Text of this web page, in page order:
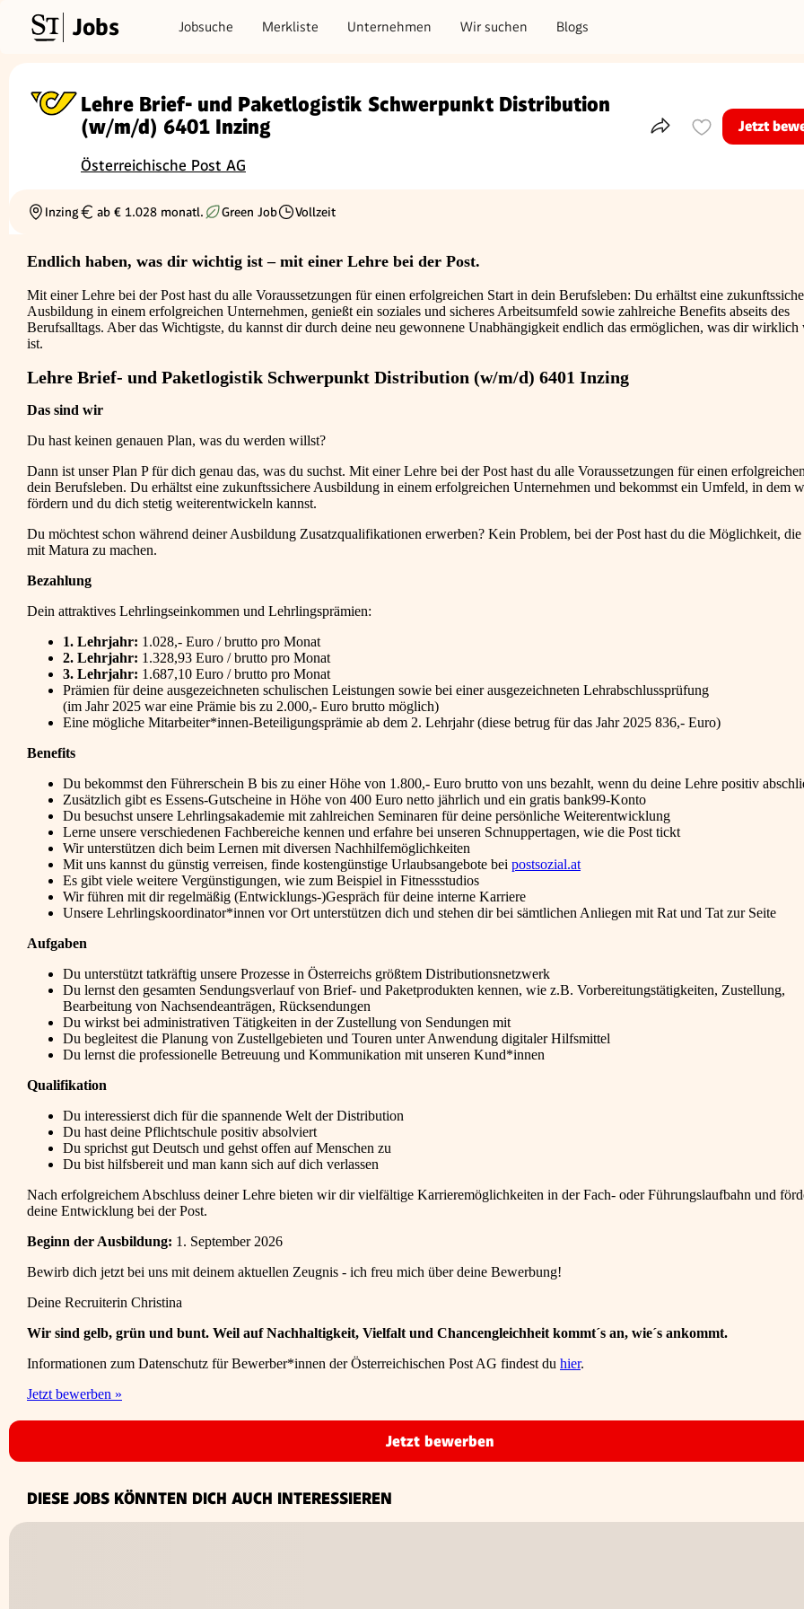
Jobs Jobsuche Merkliste Unternehmen Wir suchen Blogs
Lehre Brief- und Paketlogistik Schwerpunkt Distribution
(w/m/d) 6401 Inzing
Österreichische Post AG
Teile dieses Inserat
Jetzt
Ortschaft
Inzing
Gehalt
ab € 1.028 monatl. Green Job
Beschäftigungsart
Vollzeit
Endlich haben, was dir wichtig ist – mit einer Lehre bei der Post.
Mit einer Lehre bei der Post hast du alle Voraussetzungen für einen erfolgreichen Start in dein Berufsleben: Du erhältst eine
Ausbildung in einem erfolgreichen Unternehmen, genießt ein soziales und sicheres Arbeitsumfeld sowie zahlreiche Benefits abseits des
Berufsalltags. Aber das Wichtigste, du kannst dir durch deine neu gewonnene Unabhängigkeit endlich das ermöglichen, was dir
ist.
Lehre Brief- und Paketlogistik Schwerpunkt Distribution (w/m/d) 6401 Inzing
Das sind wir
Du hast keinen genauen Plan, was du werden willst?
Dann ist unser Plan P für dich genau das, was du suchst. Mit einer Lehre bei der Post hast du alle Voraussetzungen für einen
dein Berufsleben. Du erhältst eine zukunftssichere Ausbildung in einem erfolgreichen Unternehmen und bekommst ein Umfeld, in dem
fördern und du dich stetig weiterentwickeln kannst.
Du möchtest schon während deiner Ausbildung Zusatzqualifikationen erwerben? Kein Problem, bei der Post hast du die Möglichkeit,
mit Matura zu machen.
Bezahlung
Dein attraktives Lehrlingseinkommen und Lehrlingsprämien:
1. Lehrjahr: 1.028,- Euro / brutto pro Monat
2. Lehrjahr: 1.328,93 Euro / brutto pro Monat
3. Lehrjahr: 1.687,10 Euro / brutto pro Monat
Prämien für deine ausgezeichneten schulischen Leistungen sowie bei einer ausgezeichneten Lehrabschlussprüfung
(im Jahr 2025 war eine Prämie bis zu 2.000,- Euro brutto möglich)
Eine mögliche Mitarbeiter*innen-Beteiligungsprämie ab dem 2. Lehrjahr (diese betrug für das Jahr 2025 836,- Euro)
Benefits
Du bekommst den Führerschein B bis zu einer Höhe von 1.800,- Euro brutto von uns bezahlt, wenn du deine Lehre positiv
Zusätzlich gibt es Essens-Gutscheine in Höhe von 400 Euro netto jährlich und ein gratis bank99-Konto
Du besuchst unsere Lehrlingsakademie mit zahlreichen Seminaren für deine persönliche Weiterentwicklung
Lerne unsere verschiedenen Fachbereiche kennen und erfahre bei unseren Schnuppertagen, wie die Post tickt
Wir unterstützen dich beim Lernen mit diversen Nachhilfemöglichkeiten
Mit uns kannst du günstig verreisen, finde kostengünstige Urlaubsangebote bei postsozial.at
Es gibt viele weitere Vergünstigungen, wie zum Beispiel in Fitnessstudios
Wir führen mit dir regelmäßig (Entwicklungs-)Gespräch für deine interne Karriere
Unsere Lehrlingskoordinator*innen vor Ort unterstützen dich und stehen dir bei sämtlichen Anliegen mit Rat und Tat zur Seite
Aufgaben
Du unterstützt tatkräftig unsere Prozesse in Österreichs größtem Distributionsnetzwerk
Du lernst den gesamten Sendungsverlauf von Brief- und Paketprodukten kennen, wie z.B. Vorbereitungstätigkeiten, Zustellung,
Bearbeitung von Nachsendeanträgen, Rücksendungen
Du wirkst bei administrativen Tätigkeiten in der Zustellung von Sendungen mit
Du begleitest die Planung von Zustellgebieten und Touren unter Anwendung digitaler Hilfsmittel
Du lernst die professionelle Betreuung und Kommunikation mit unseren Kund*innen
Qualifikation
Du interessierst dich für die spannende Welt der Distribution
Du hast deine Pflichtschule positiv absolviert
Du sprichst gut Deutsch und gehst offen auf Menschen zu
Du bist hilfsbereit und man kann sich auf dich verlassen
Nach erfolgreichem Abschluss deiner Lehre bieten wir dir vielfältige Karrieremöglichkeiten in der Fach- oder Führungslaufbahn und
deine Entwicklung bei der Post.
Beginn der Ausbildung: 1. September 2026
Bewirb dich jetzt bei uns mit deinem aktuellen Zeugnis - ich freu mich über deine Bewerbung!
Deine Recruiterin Christina
Wir sind gelb, grün und bunt. Weil auf Nachhaltigkeit, Vielfalt und Chancengleichheit kommt´s an, wie´s ankommt.
Informationen zum Datenschutz für Bewerber*innen der Österreichischen Post AG findest du hier.
Jetzt bewerben »
Jetzt bewerben
DIESE JOBS KÖNNTEN DICH AUCH INTERESSIEREN